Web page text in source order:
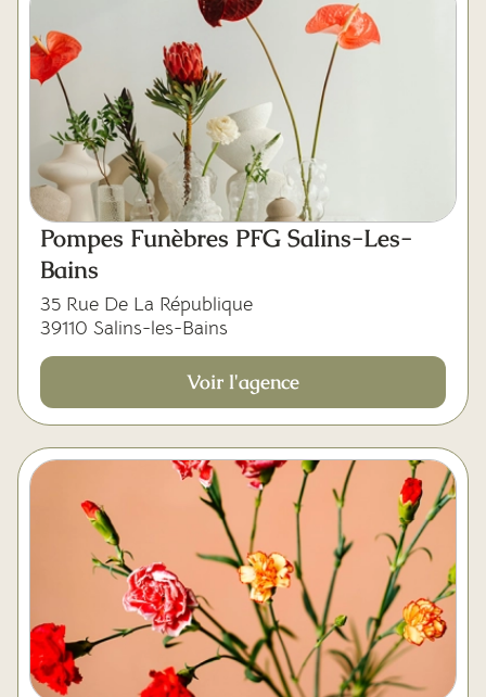
Pompes Funèbres PFG Salins-Les-
Bains
35 Rue De La République
39110 Salins-les-Bains
Voir l'agence